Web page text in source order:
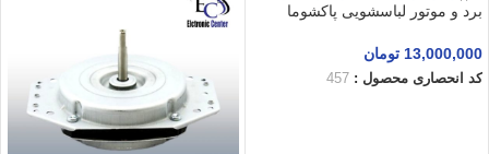
برد و موتور لباسشویی پاکشوما
13,000,000 تومان
کد انحصاری محصول : 457